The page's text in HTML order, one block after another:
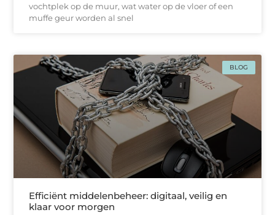
vochtplek op de muur, wat water op de vloer of een
muffe geur worden al snel
BLOG
Efficiënt middelenbeheer: digitaal, veilig en
klaar voor morgen